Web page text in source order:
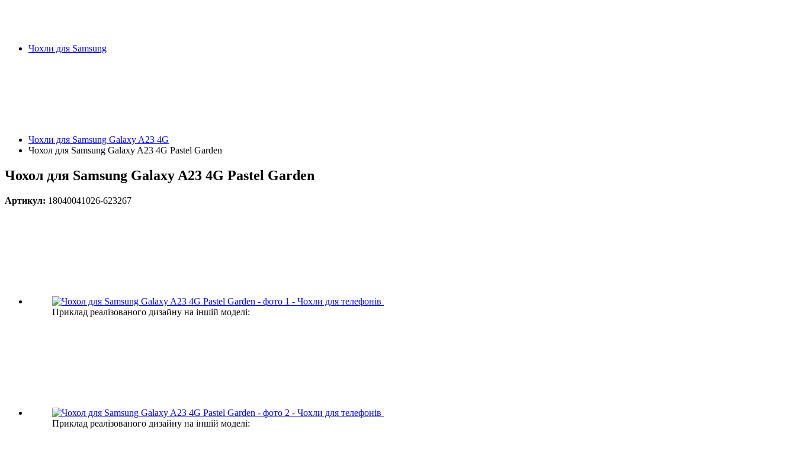
Чохли для Samsung
Чохли для Samsung Galaxy A23 4G
Чохол для Samsung Galaxy A23 4G Pastel Garden
Чохол для Samsung Galaxy A23 4G Pastel Garden
Артикул: 18040041026-623267
Приклад реалізованого дизайну на іншій моделі:
Приклад реалізованого дизайну на іншій моделі: